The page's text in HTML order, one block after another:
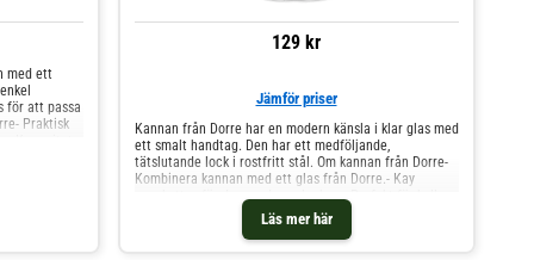
med ett
för att passa
Praktisk
129 kr
Läs mer här
Jämför priser
Kannan från Dorre har en modern känsla i klar glas med
ett smalt handtag. Den har ett medföljande,
tätslutande lock i rostfritt stål. Om kannan från Dorre-
Kombinera kannan med ett glas från Dorre.- Kay
uppskattas för den moderna looken.- Perfekt för kalla
drycker. Skötselråd för kannan- Tål diskmaskin. Shoppa
Vattenkaraffer & Vattenkannor och mer Vatten Kaffe &
Te hos Royal Design.